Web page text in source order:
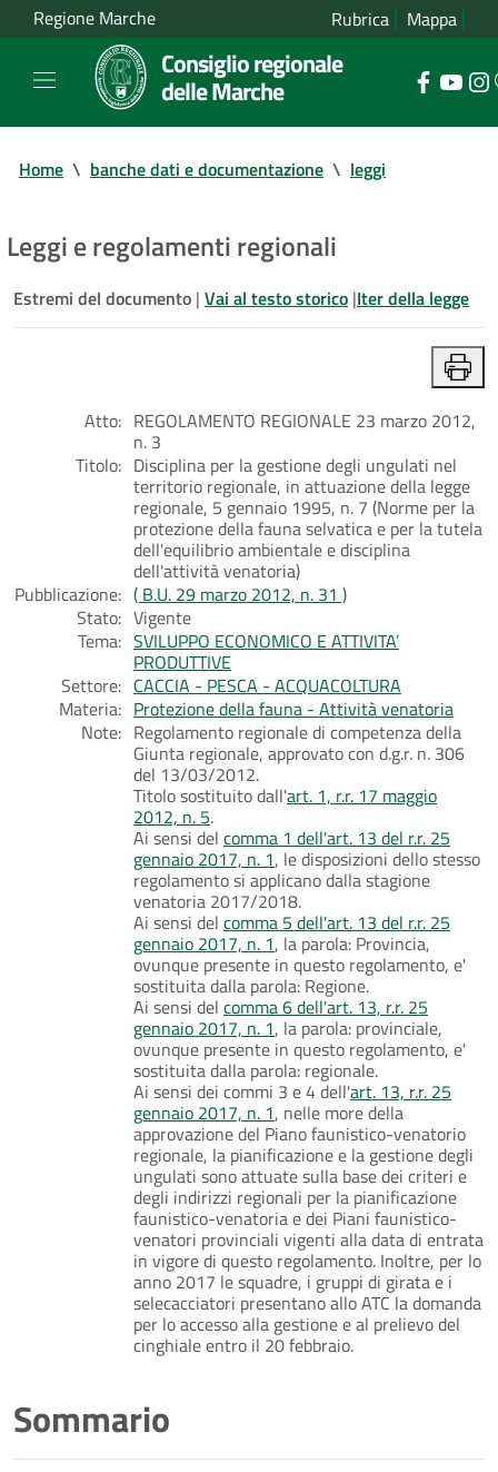
Regione Marche Rubrica Mappa
Consiglio regionale
delle Marche
Home \ banche dati e documentazione \ leggi
Leggi e regolamenti regionali
Estremi del documento | Vai al testo storico |Iter della legge
Atto: REGOLAMENTO REGIONALE 23 marzo 2012,
n. 3
Titolo: Disciplina per la gestione degli ungulati nel
territorio regionale, in attuazione della legge
regionale, 5 gennaio 1995, n. 7 (Norme per la
protezione della fauna selvatica e per la tutela
dell'equilibrio ambientale e disciplina
dell'attività venatoria)
Pubblicazione: ( B.U. 29 marzo 2012, n. 31 )
Stato: Vigente
Tema: SVILUPPO ECONOMICO E ATTIVITA’
PRODUTTIVE
Settore: CACCIA - PESCA - ACQUACOLTURA
Materia: Protezione della fauna - Attività venatoria
Note: Regolamento regionale di competenza della
Giunta regionale, approvato con d.g.r. n. 306
del 13/03/2012.
Titolo sostituito dall'art. 1, r.r. 17 maggio
2012, n. 5.
Ai sensi del comma 1 dell'art. 13 del r.r. 25
gennaio 2017, n. 1, le disposizioni dello stesso
regolamento si applicano dalla stagione
venatoria 2017/2018.
Ai sensi del comma 5 dell'art. 13 del r.r. 25
gennaio 2017, n. 1, la parola: Provincia,
ovunque presente in questo regolamento, e'
sostituita dalla parola: Regione.
Ai sensi del comma 6 dell'art. 13, r.r. 25
gennaio 2017, n. 1, la parola: provinciale,
ovunque presente in questo regolamento, e'
sostituita dalla parola: regionale.
Ai sensi dei commi 3 e 4 dell'art. 13, r.r. 25
gennaio 2017, n. 1, nelle more della
approvazione del Piano faunistico-venatorio
regionale, la pianificazione e la gestione degli
ungulati sono attuate sulla base dei criteri e
degli indirizzi regionali per la pianificazione
faunistico-venatoria e dei Piani faunistico-
venatori provinciali vigenti alla data di entrata
in vigore di questo regolamento. Inoltre, per lo
anno 2017 le squadre, i gruppi di girata e i
selecacciatori presentano allo ATC la domanda
per lo accesso alla gestione e al prelievo del
cinghiale entro il 20 febbraio.
Sommario